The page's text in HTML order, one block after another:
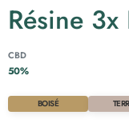
Résine
CBD
50%
BOISÉ